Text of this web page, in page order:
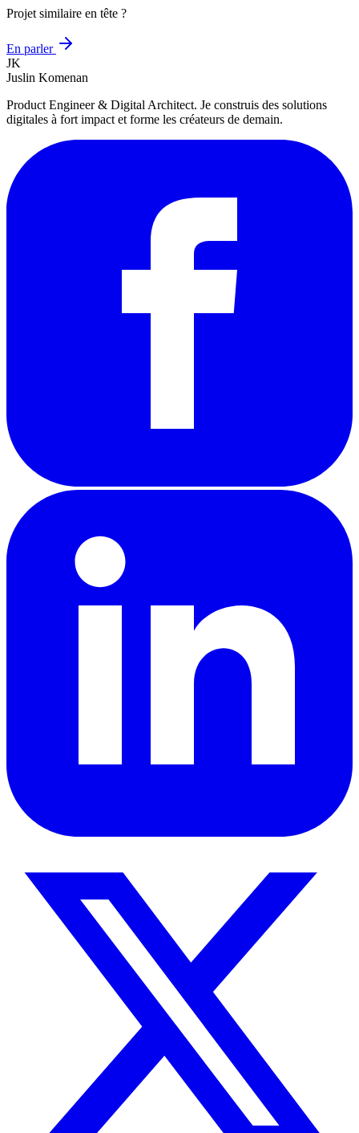
Projet similaire en tête ?
En parler
JK
Juslin Komenan
Product Engineer & Digital Architect. Je construis des solutions
digitales à fort impact et forme les créateurs de demain.